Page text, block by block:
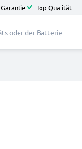
Top Qualität